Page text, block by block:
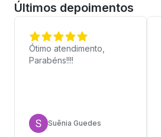
Últimos depoimentos
Ótimo atendimento,
Parabéns!!!!
Suênia Guedes